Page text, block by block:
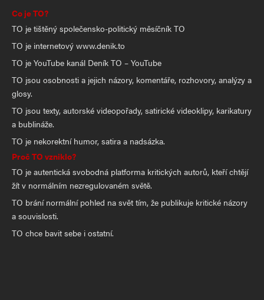
Co je TO?
TO je tištěný společensko-politický měsíčník TO
TO je internetový www.denik.to
TO je YouTube kanál Deník TO – YouTube
TO jsou osobnosti a jejich názory, komentáře, rozhovory, analýzy a
glosy.
TO jsou texty, autorské videopořady, satirické videoklipy, karikatury
a bublináže.
TO je nekorektní humor, satira a nadsázka.
Proč TO vzniklo?
TO je autentická svobodná platforma kritických autorů, kteří chtějí
žít v normálním nezregulovaném světě.
TO brání normální pohled na svět tím, že publikuje kritické názory
a souvislosti.
TO chce bavit sebe i ostatní.